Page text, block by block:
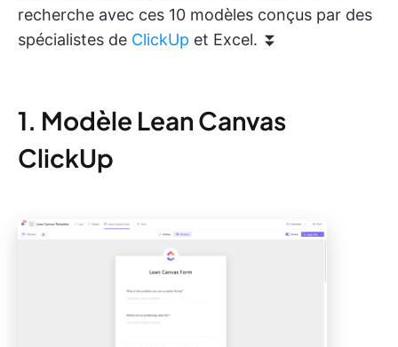
recherche avec ces 10 modèles conçus par des
spécialistes de ClickUp et Excel. ⏬
1. Modèle Lean Canvas
ClickUp